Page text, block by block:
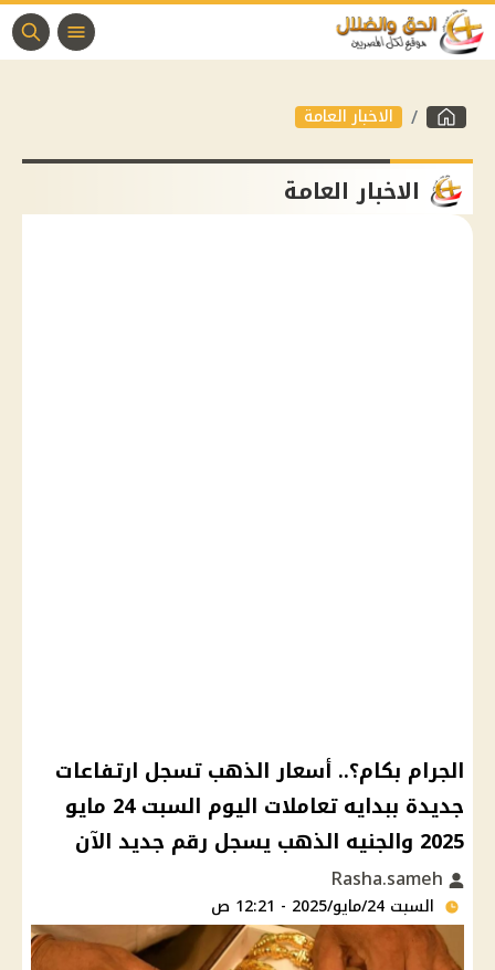
الاخبار العامة
الاخبار العامة
الجرام بكام؟.. أسعار الذهب تسجل ارتفاعات
جديدة ببدايه تعاملات اليوم السبت 24 مايو
2025 والجنيه الذهب يسجل رقم جديد الآن
السبت 24/مايو/2025 - 12:21 ص